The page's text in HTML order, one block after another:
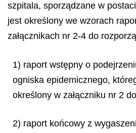
szpitala, sporządzane w
jest określony we wzorach
załącznikach nr 2-4 do
1) raport wstępny o
ogniska epidemicznego,
określony w załączniku nr 2
2) raport końcowy z